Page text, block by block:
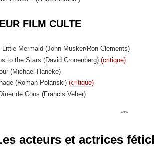
FILM CULTE
Little Mermaid (John Musker/Ron Clements)
to the Stars (David Cronenberg) (critique)
(Michael Haneke)
(Roman Polanski) (critique)
Dîner de Cons (Francis Veber)
***
acteurs et actrices